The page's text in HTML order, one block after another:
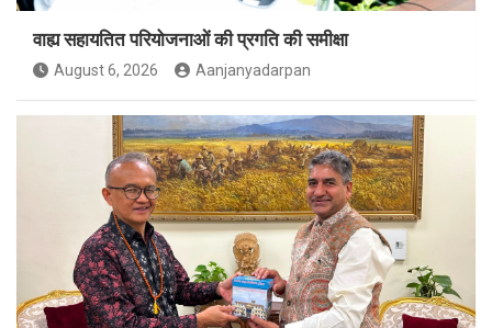
वाह्य सहायतित परियोजनाओं की प्रगति की समीक्षा
August 6, 2026 Aanjanyadarpan